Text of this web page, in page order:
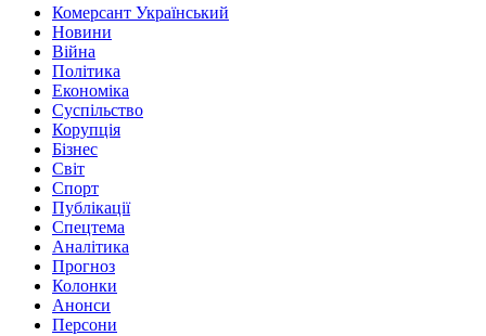
Комерсант Український
Новини
Війна
Політика
Економіка
Суспільство
Корупція
Бізнес
Світ
Спорт
Публікації
Спецтема
Аналітика
Прогноз
Колонки
Анонси
Персони